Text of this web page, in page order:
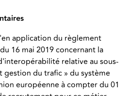
application du règlement
16 mai 2019 concernant la
relative au sous-
gestion du trafic » du système
européenne à compter du 01